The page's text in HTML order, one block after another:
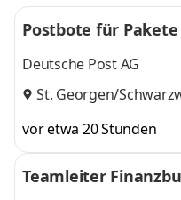
Postbote für
Deutsche Post AG
St. Georgen/
vor etwa 20 Stunden
Teamleiter